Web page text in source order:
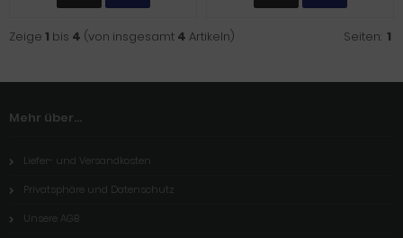
Zeige 1 bis 4 (von insgesamt 4 Artikeln) Seiten: 1
Mehr über...
Liefer- und Versandkosten
Privatsphäre und Datenschutz
Unsere AGB